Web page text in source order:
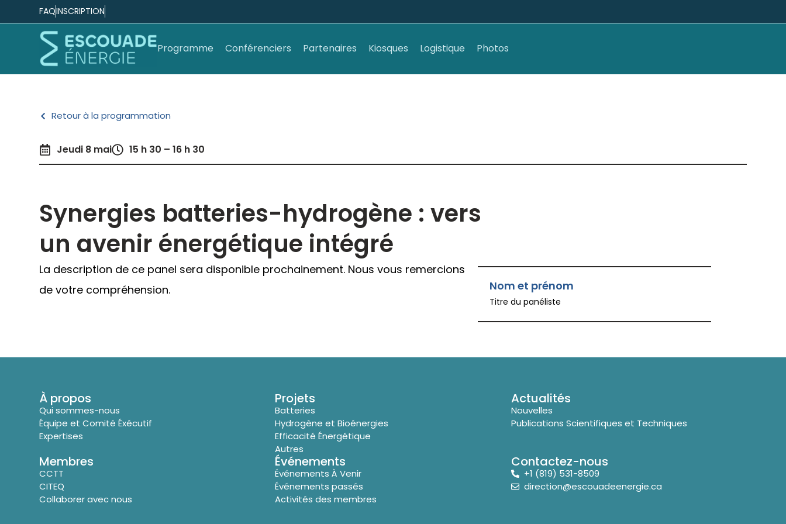
FAQINSCRIPTION
Programme Conférenciers Partenaires Kiosques Logistique Photos
Retour à la programmation
Jeudi 8 mai 15 h 30 – 16 h 30
Synergies batteries-hydrogène : vers
un avenir énergétique intégré
La description de ce panel sera disponible prochainement. Nous vous remercions
de votre compréhension.
Nom et prénom
Titre du panéliste
À propos
Qui sommes-nous
Équipe et Comité Éxécutif
Expertises
Projets
Batteries
Hydrogène et Bioénergies
Efficacité Énergétique
Autres
Actualités
Nouvelles
Publications Scientifiques et Techniques
Membres
CCTT
CITEQ
Collaborer avec nous
Événements
Événements À Venir
Événements passés
Activités des membres
Contactez-nous
+1 (819) 531-8509
direction@escouadeenergie.ca